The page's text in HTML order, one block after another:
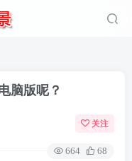
脑版呢？
关注
664 68